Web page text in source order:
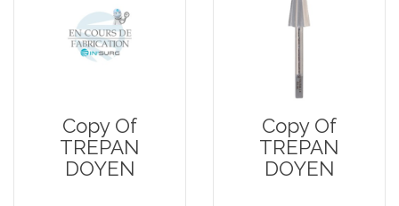
Copy Of
TREPAN
DOYEN
Copy Of
TREPAN
DOYEN